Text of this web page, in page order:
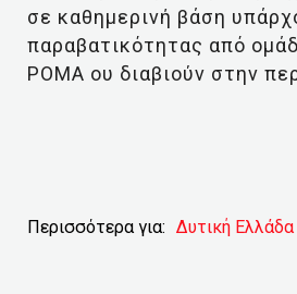
σε καθημερινή βάση
παραβατικότητας από
ΡΟΜΑ ου διαβιούν στην
Περισσότερα για: Δυτική Ελλάδα